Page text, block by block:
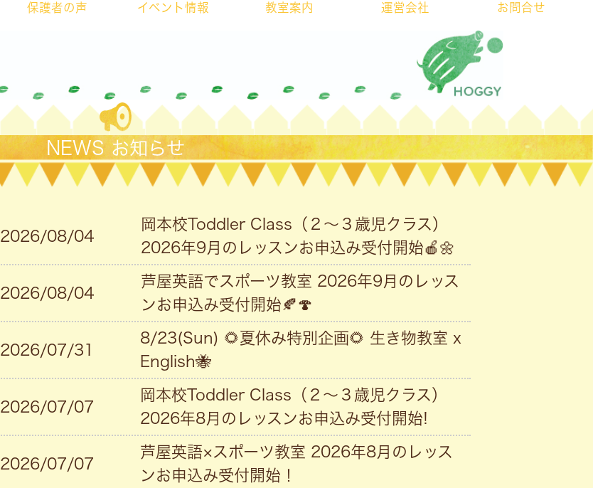
保護者の声 イベント情報 教室案内 運営会社 お問合せ
NEWS お知らせ
2026/08/04
岡本校Toddler Class（２〜３歳児クラス）
2026年9月のレッスンお申込み受付開始🍎🌼
2026/08/04
芦屋英語でスポーツ教室 2026年9月のレッス
ンお申込み受付開始🍂🍄
2026/07/31
8/23(Sun) 🌻夏休み特別企画🌻 生き物教室 x
English🐝
2026/07/07
岡本校Toddler Class（２〜３歳児クラス）
2026年8月のレッスンお申込み受付開始!
2026/07/07
芦屋英語×スポーツ教室 2026年8月のレッス
ンお申込み受付開始！